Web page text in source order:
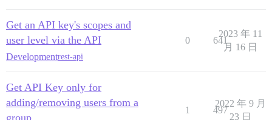
Get an API key's scopes and
user level via the API
Developmentrest-api
0 641
2023 年 11
月 16 日
Get API Key only for
adding/removing users from a
group
1 497
2022 年 9 月
23 日